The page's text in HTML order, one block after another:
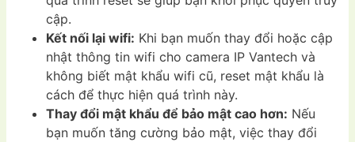
cập.
Kết nối lại wifi: Khi bạn muốn thay đổi hoặc cập
nhật thông tin wifi cho camera IP Vantech và
không biết mật khẩu wifi cũ, reset mật khẩu là
cách để thực hiện quá trình này.
Thay đổi mật khẩu để bảo mật cao hơn: Nếu
bạn muốn tăng cường bảo mật, việc thay đổi